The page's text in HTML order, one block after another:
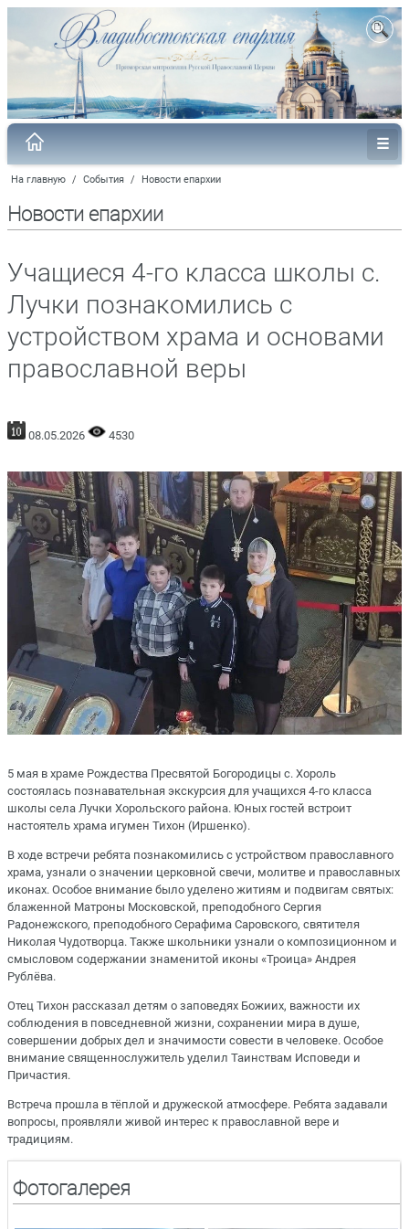
На главную / События / Новости епархии
Новости епархии
Учащиеся 4-го класса школы с.
Лучки познакомились с
устройством храма и основами
православной веры
08.05.2026 4530
5 мая в храме Рождества Пресвятой Богородицы с. Хороль
состоялась познавательная экскурсия для учащихся 4-го класса
школы села Лучки Хорольского района. Юных гостей встроит
настоятель храма игумен Тихон (Иршенко).
В ходе встречи ребята познакомились с устройством православного
храма, узнали о значении церковной свечи, молитве и православных
иконах. Особое внимание было уделено житиям и подвигам святых:
блаженной Матроны Московской, преподобного Сергия
Радонежского, преподобного Серафима Саровского, святителя
Николая Чудотворца. Также школьники узнали о композиционном и
смысловом содержании знаменитой иконы «Троица» Андрея
Рублёва.
Отец Тихон рассказал детям о заповедях Божиих, важности их
соблюдения в повседневной жизни, сохранении мира в душе,
совершении добрых дел и значимости совести в человеке. Особое
внимание священнослужитель уделил Таинствам Исповеди и
Причастия.
Встреча прошла в тёплой и дружеской атмосфере. Ребята задавали
вопросы, проявляли живой интерес к православной вере и
традициям.
Фотогалерея